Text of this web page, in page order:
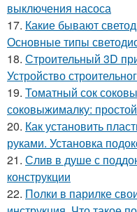
выключения насоса
17. Какие бывают
Основные типы
18. Строительный 3D
Устройство
19. Томатный сок
соковыжималку:
20. Как установить
руками. Установка
21. Слив в душе с
конструкции
22. Полки в парилке